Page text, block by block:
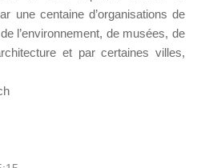
une centaine d’organisations de
l’environnement, de musées, de
et par certaines villes,